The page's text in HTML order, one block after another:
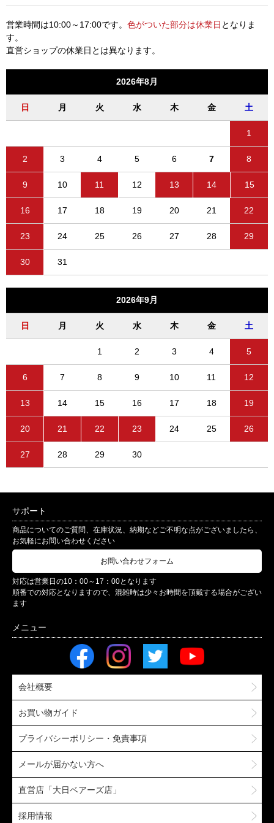
営業時間は10:00～17:00です。 色がついた部分は休業日 となりま
す。
直営ショップの休業日とは異なります。
2026年8月
日 月 火 水 木 金 土
1
2 3 4 5 6 7 8
9 10 11 12 13 14 15
16 17 18 19 20 21 22
23 24 25 26 27 28 29
30 31
2026年9月
日 月 火 水 木 金 土
1 2 3 4 5
6 7 8 9 10 11 12
13 14 15 16 17 18 19
20 21 22 23 24 25 26
27 28 29 30
サポート
商品についてのご質問、在庫状況、納期などご不明な点がございましたら、
お気軽にお問い合わせください
お問い合わせフォーム
対応は営業日の10：00～17：00となります
順番での対応となりますので、混雑時は少々お時間を頂戴する場合がござい
ます
会社概要
お買い物ガイド
プライバシーポリシー・免責事項
メールが届かない方へ
直営店「大日ベアーズ店」
採用情報